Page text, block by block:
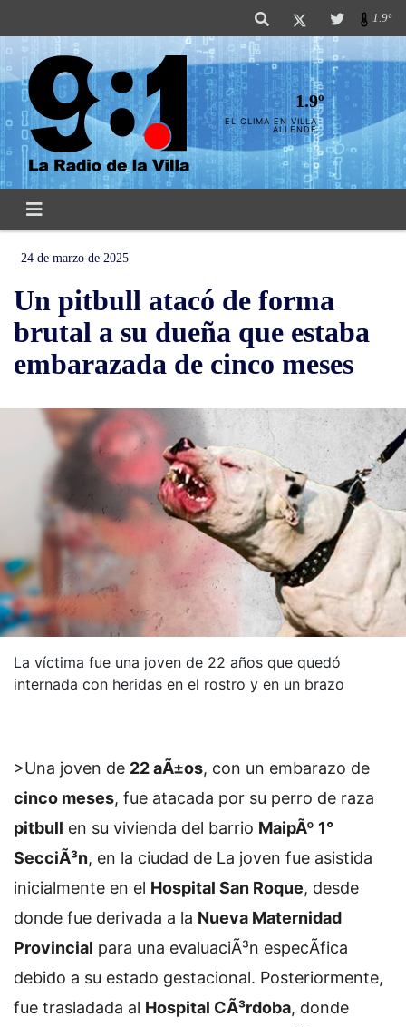
1.9º
1.9º
EL CLIMA EN VILLA
ALLENDE
24 de marzo de 2025
Un pitbull atacó de forma
brutal a su dueña que estaba
embarazada de cinco meses
La víctima fue una joven de 22 años que quedó
internada con heridas en el rostro y en un brazo
>Una joven de 22 aÃ±os, con un embarazo de
cinco meses, fue atacada por su perro de raza
pitbull en su vivienda del barrio MaipÃº 1°
SecciÃ³n, en la ciudad de La joven fue asistida
inicialmente en el Hospital San Roque, desde
donde fue derivada a la Nueva Maternidad
Provincial para una evaluaciÃ³n especÃ­fica
debido a su estado gestacional. Posteriormente,
fue trasladada al Hospital CÃ³rdoba, donde